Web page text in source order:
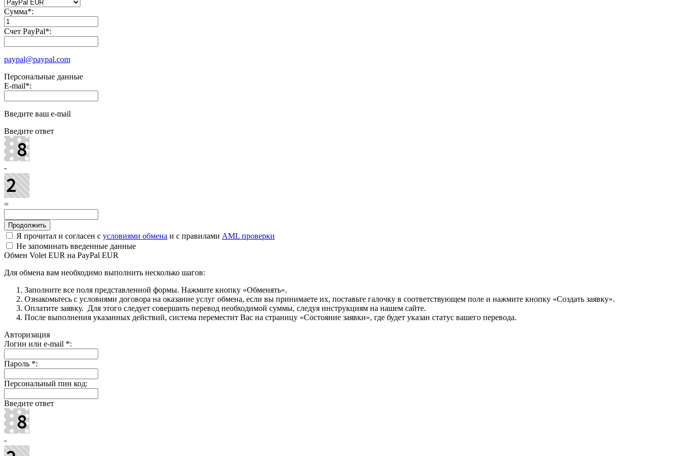
Сумма*:
Счет PayPal*:
paypal@paypal.com
Персональные данные
E-mail*:
Введите ваш e-mail
Введите ответ
-
=
Я прочитал и согласен с условиями обмена и с правилами AML проверки
Не запоминать введенные данные
Обмен Volet EUR на PayPal EUR
Для обмена вам необходимо выполнить несколько шагов:
Заполните все поля представленной формы. Нажмите кнопку «Обменять».
Ознакомьтесь с условиями договора на оказание услуг обмена, если вы принимаете их, поставьте галочку в соответствующем поле и нажмите кнопку «Создать заявку».
Оплатите заявку. Для этого следует совершить перевод необходимой суммы, следуя инструкциям на нашем сайте.
После выполнения указанных действий, система переместит Вас на страницу «Состояние заявки», где будет указан статус вашего перевода.
Авторизация
Логин или e-mail *:
Пароль *:
Персональный пин код:
Введите ответ
-